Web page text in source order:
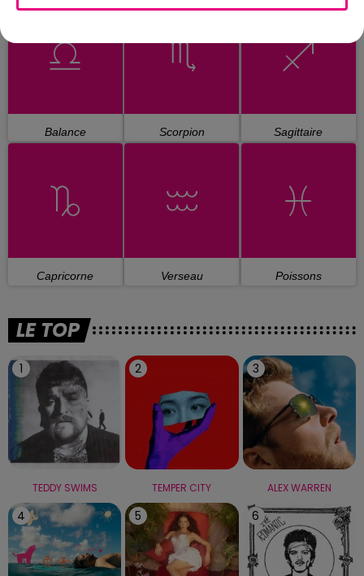
Balance Scorpion Sagittaire
Capricorne Verseau Poissons
LE TOP
1
TEDDY SWIMS
2
TEMPER CITY
3
ALEX WARREN
4 5 6